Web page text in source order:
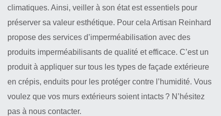
climatiques. Ainsi, veiller à son état est essentiels pour
préserver sa valeur esthétique. Pour cela Artisan Reinhard
propose des services d’imperméabilisation avec des
produits imperméabilisants de qualité et efficace. C’est un
produit à appliquer sur tous les types de façade extérieure
en crépis, enduits pour les protéger contre l’humidité. Vous
voulez que vos murs extérieurs soient intacts ? N’hésitez
pas à nous contacter.